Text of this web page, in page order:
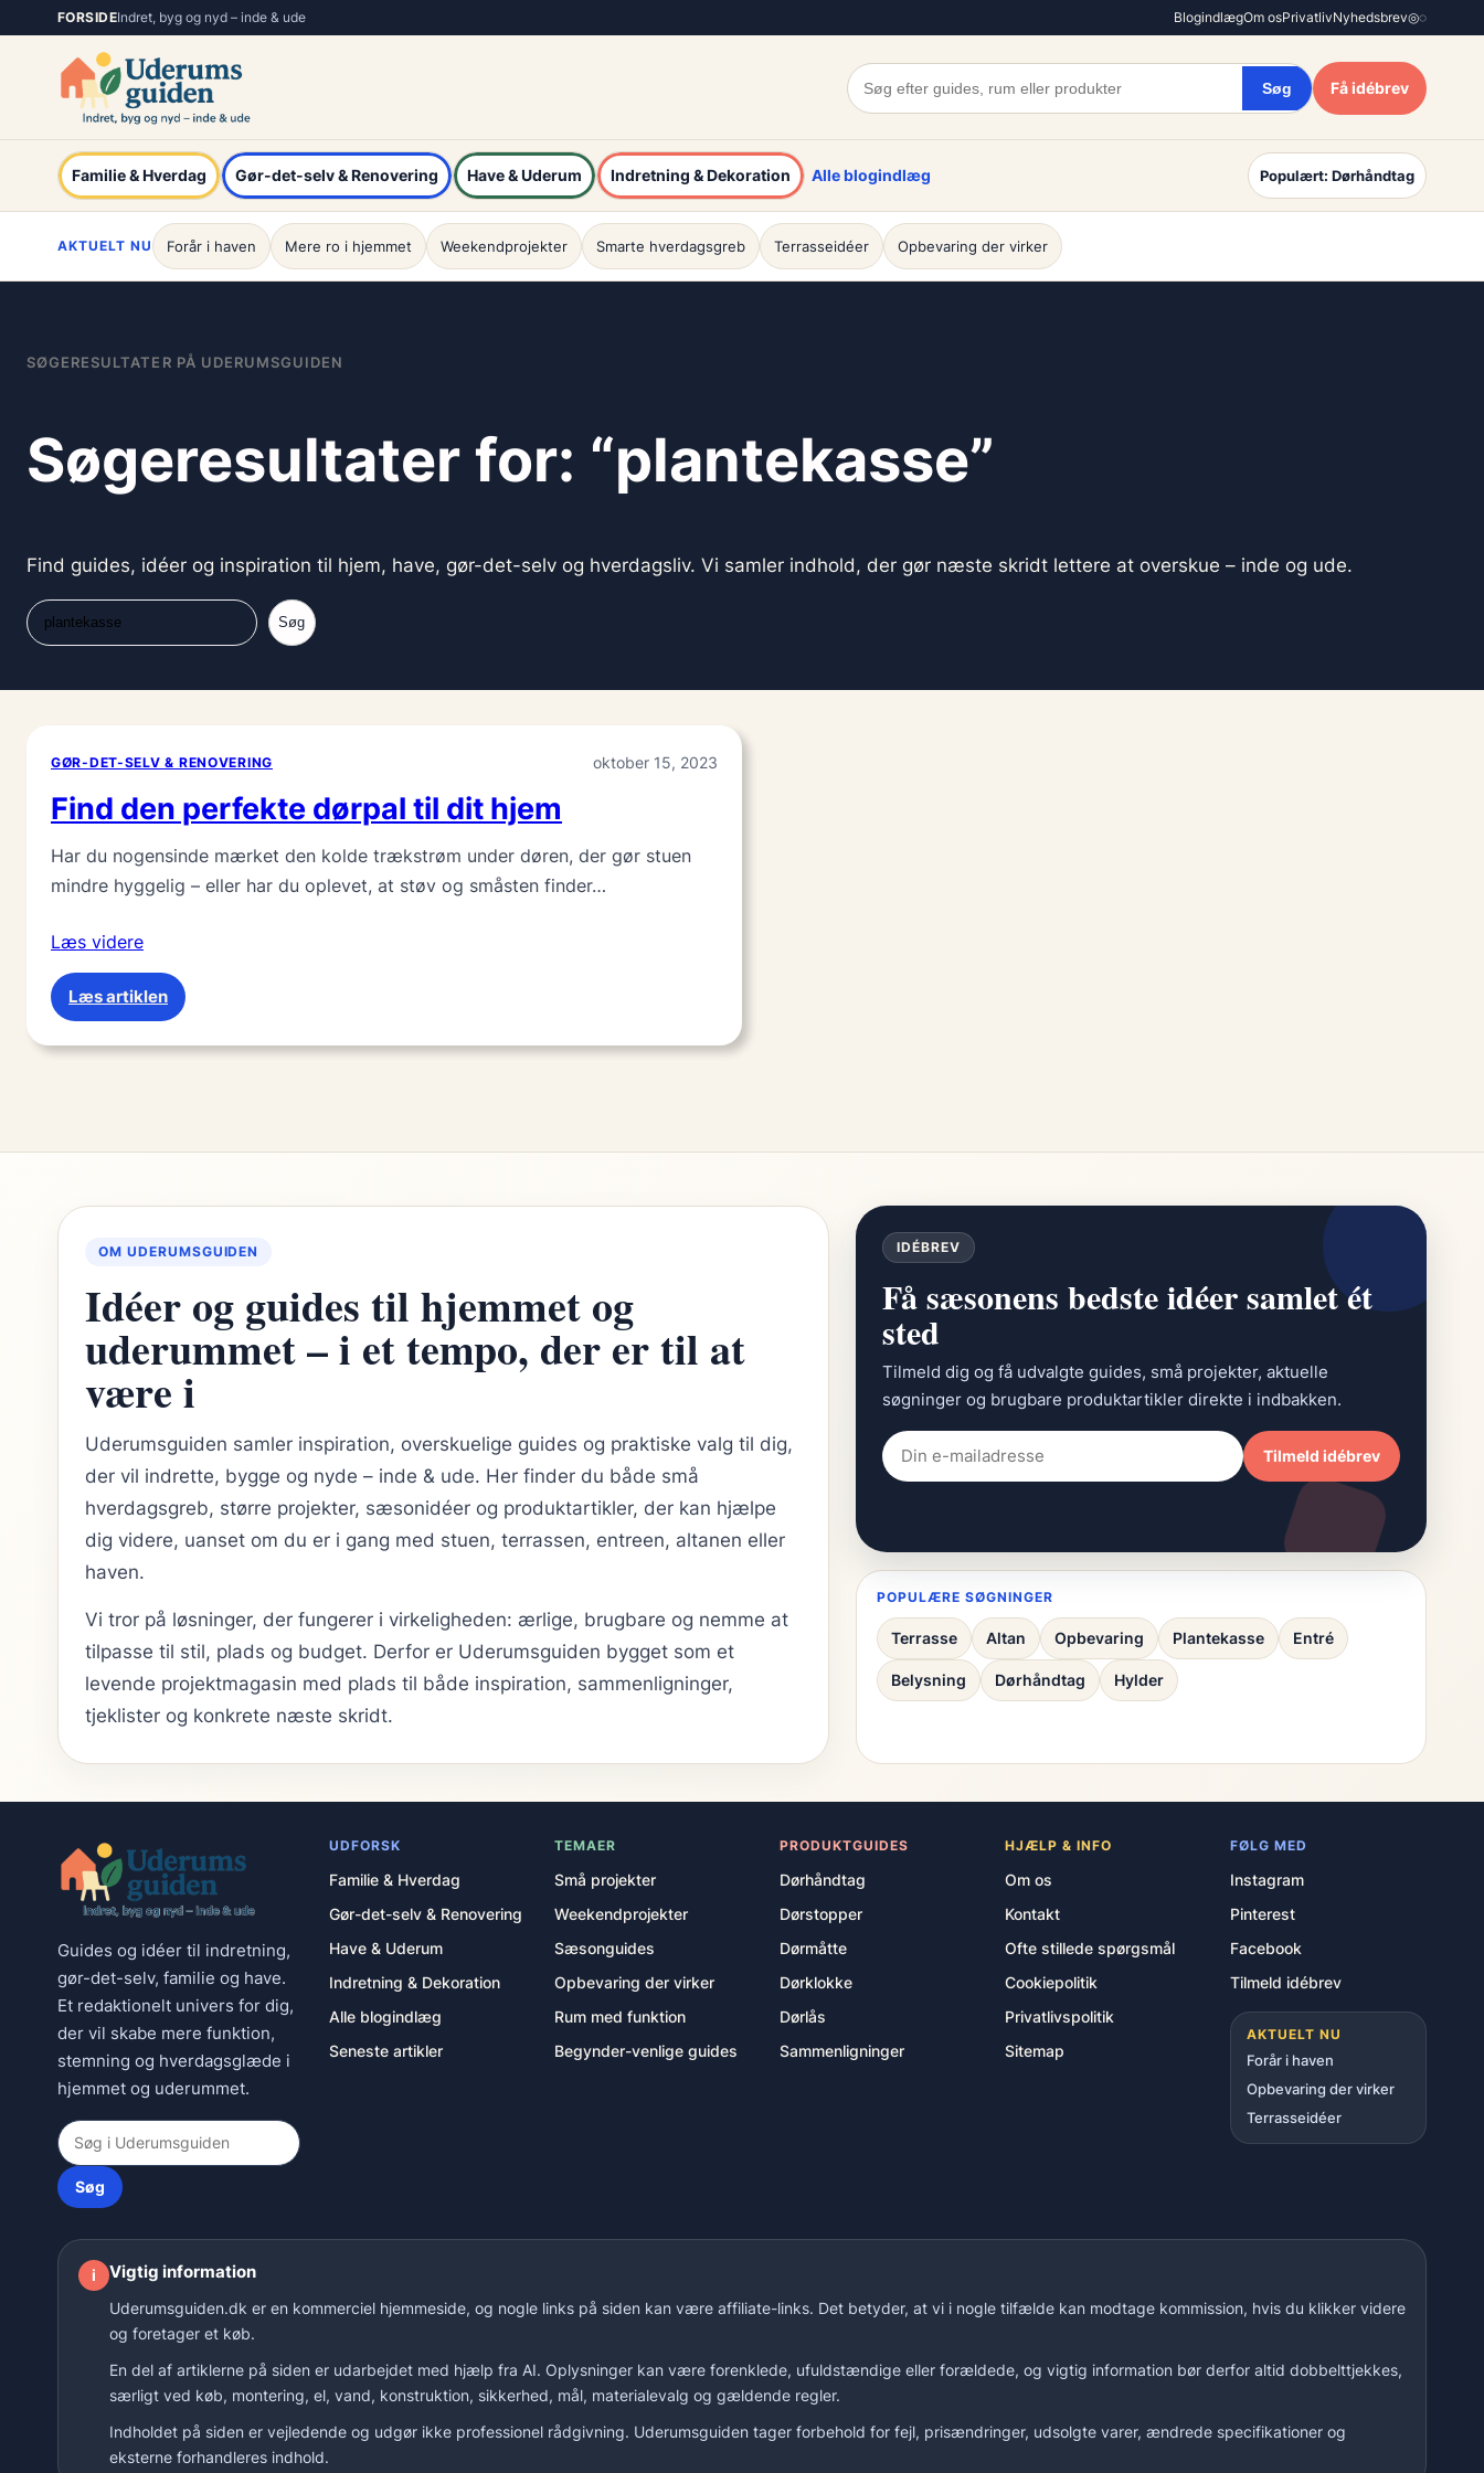
til
FORSIDEIndret, byg og nyd – inde & ude BlogindlægOm osPrivatlivNyhedsbrev◎◌
Søg Få idébrev
Familie & Hverdag Gør-det-selv & Renovering Have & Uderum Indretning & Dekoration Alle blogindlæg Populært: Dørhåndtag
AKTUELT NU Forår i haven Mere ro i hjemmet Weekendprojekter Smarte hverdagsgreb Terrasseidéer Opbevaring der virker
SØGERESULTATER PÅ UDERUMSGUIDEN
Søgeresultater for: “plantekasse”
Find guides, idéer og inspiration til hjem, have, gør-det-selv og hverdagsliv. Vi samler indhold, der gør næste skridt lettere at overskue – inde og ude.
Søg
Søg
GØR-DET-SELV & RENOVERING oktober 15, 2023
Find den perfekte dørpal til dit hjem
Har du nogensinde mærket den kolde trækstrøm under døren, der gør stuen
mindre hyggelig – eller har du oplevet, at støv og småsten finder…
Læs videre
Læs artiklen:
Find
den
dit
OM UDERUMSGUIDEN
Idéer og guides til hjemmet og
uderummet – i et tempo, der er til at
være i
Uderumsguiden samler inspiration, overskuelige guides og praktiske valg til dig,
der vil indrette, bygge og nyde – inde & ude. Her finder du både små
hverdagsgreb, større projekter, sæsonidéer og produktartikler, der kan hjælpe
dig videre, uanset om du er i gang med stuen, terrassen, entreen, altanen eller
haven.
Vi tror på løsninger, der fungerer i virkeligheden: ærlige, brugbare og nemme at
tilpasse til stil, plads og budget. Derfor er Uderumsguiden bygget som et
levende projektmagasin med plads til både inspiration, sammenligninger,
tjeklister og konkrete næste skridt.
IDÉBREV
Få sæsonens bedste idéer samlet ét
sted
Tilmeld dig og få udvalgte guides, små projekter, aktuelle
søgninger og brugbare produktartikler direkte i indbakken.
Tilmeld idébrev
POPULÆRE SØGNINGER
Terrasse Altan Opbevaring Plantekasse Entré
Belysning Dørhåndtag Hylder
Guides og idéer til indretning,
gør-det-selv, familie og have.
Et redaktionelt univers for dig,
der vil skabe mere funktion,
stemning og hverdagsglæde i
hjemmet og uderummet.
Søg
UDFORSK
Familie & Hverdag
Gør-det-selv & Renovering
Have & Uderum
Indretning & Dekoration
Alle blogindlæg
Seneste artikler
TEMAER
Små projekter
Weekendprojekter
Sæsonguides
Opbevaring der virker
Rum med funktion
Begynder-venlige guides
PRODUKTGUIDES
Dørhåndtag
Dørstopper
Dørmåtte
Dørklokke
Dørlås
Sammenligninger
HJÆLP & INFO
Om os
Kontakt
Ofte stillede spørgsmål
Cookiepolitik
Privatlivspolitik
Sitemap
FØLG MED
Instagram
Pinterest
Facebook
Tilmeld idébrev
AKTUELT NU
Forår i haven
Opbevaring der virker
Terrasseidéer
i Vigtig information
Uderumsguiden.dk er en kommerciel hjemmeside, og nogle links på siden kan være affiliate-links. Det betyder, at vi i nogle tilfælde kan modtage kommission, hvis du klikker videre
og foretager et køb.
En del af artiklerne på siden er udarbejdet med hjælp fra AI. Oplysninger kan være forenklede, ufuldstændige eller forældede, og vigtig information bør derfor altid dobbelttjekkes,
særligt ved køb, montering, el, vand, konstruktion, sikkerhed, mål, materialevalg og gældende regler.
Indholdet på siden er vejledende og udgør ikke professionel rådgivning. Uderumsguiden tager forbehold for fejl, prisændringer, udsolgte varer, ændrede specifikationer og
eksterne forhandleres indhold.